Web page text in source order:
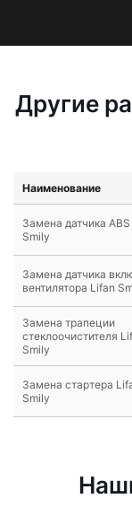
Другие
Наименование
Замена датчика
Smily
Замена датчика
вентилятора Lifan
Замена трапеции
стеклоочистителя
Smily
Замена стартера
Smily